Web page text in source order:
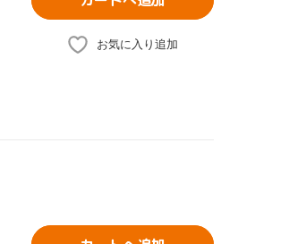
お気に入り追加